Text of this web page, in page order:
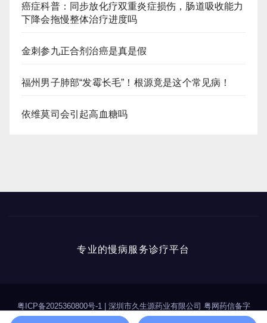
癌症科普：同步放化疗双重炎症损伤，肠道吸收能力
下降会拖慢整体治疗进度吗
金刺参九正合剂治癌是真是假
福州男子肺部“发霉长毛”！根源竟是这个常见病！
依维莫司会引起高血糖吗
专业的慢病服务诊疗平台
粤ICP备2025360800号-1
深圳市久生源药业有限公司 粤网药信备字